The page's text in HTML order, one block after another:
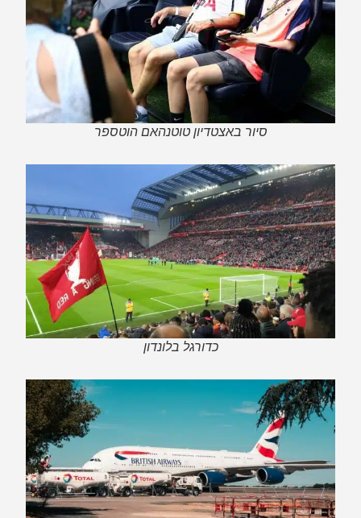
סיור באצטדיון טוטנהאם הוטספר
כדורגל בלונדון